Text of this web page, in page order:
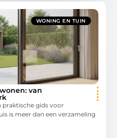
WONING EN TUIN
van
praktische gids voor
is meer dan een verzameling